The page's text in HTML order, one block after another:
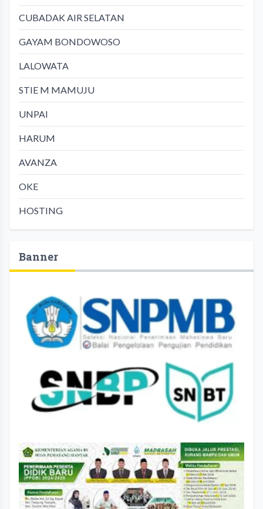
CUBADAK AIR SELATAN
GAYAM BONDOWOSO
LALOWATA
STIE M MAMUJU
UNPAI
HARUM
AVANZA
OKE
HOSTING
Banner